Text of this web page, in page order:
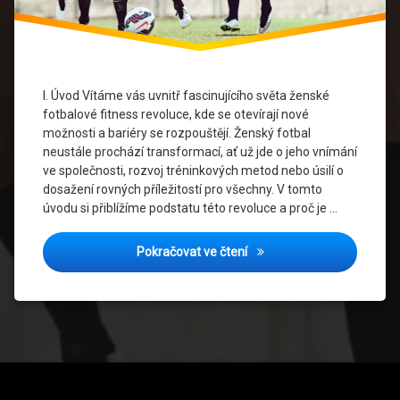
I. Úvod Vítáme vás uvnitř fascinujícího světa ženské
fotbalové fitness revoluce, kde se otevírají nové
možnosti a bariéry se rozpouštějí. Ženský fotbal
neustále prochází transformací, ať už jde o jeho vnímání
ve společnosti, rozvoj tréninkových metod nebo úsilí o
dosažení rovných příležitostí pro všechny. V tomto
úvodu si přiblížíme podstatu této revoluce a proč je …
Pokračovat ve čteníŽenská fotbalová fitness
příležitosti
ve sportu
Ženské
sporty
Ženské
zdraví
fotbal